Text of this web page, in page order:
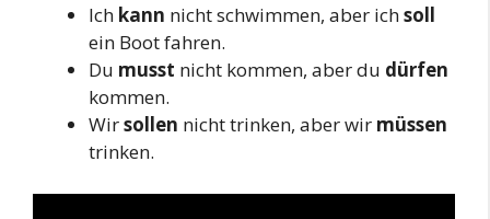
Ich kann nicht schwimmen, aber ichsoll
ein Boot fahren.
Du musst nicht kommen, aber du dürfen
kommen.
Wirsollen nicht trinken, aber wir müssen
trinken.